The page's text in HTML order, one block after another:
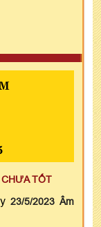
TỐT
23/5/2023 Âm